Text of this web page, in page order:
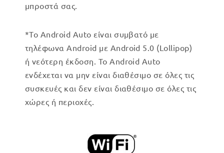
μπροστά σας.
*Το Android Auto είναι συμβατό με
τηλέφωνα Android με Android 5.0 (Lollipop)
ή νεότερη έκδοση. Το Android Auto
ενδέχεται να μην είναι διαθέσιμο σε όλες τις
συσκευές και δεν είναι διαθέσιμο σε όλες τις
χώρες ή περιοχές.